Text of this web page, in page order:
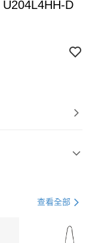
D
查看全部